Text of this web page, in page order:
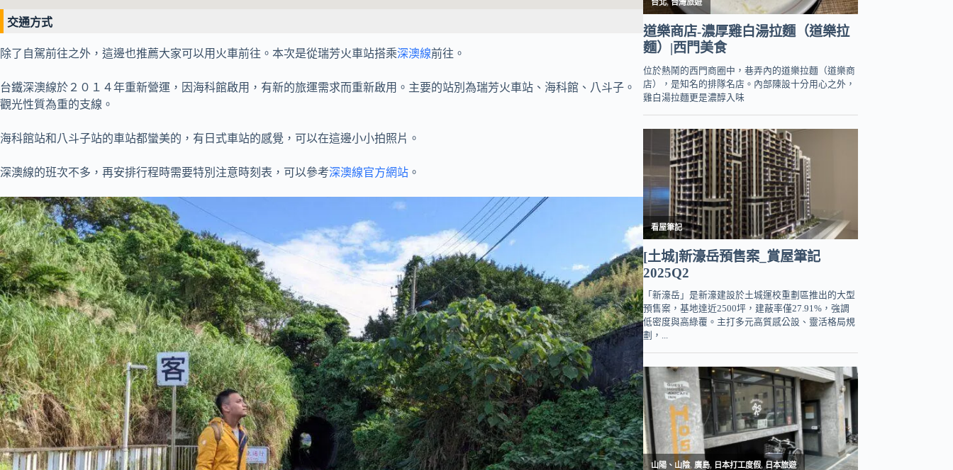
交通方式
除了自駕前往之外，這邊也推薦大家可以用火車前往。本次是從瑞芳火車站搭乘深澳線前往。
台鐵深澳線於２０１４年重新營運，因海科館啟用，有新的旅運需求而重新啟用。主要的站別為瑞芳火車站、海科館、八斗子。
觀光性質為重的支線。
海科館站和八斗子站的車站都蠻美的，有日式車站的感覺，可以在這邊小小拍照片。
深澳線的班次不多，再安排行程時需要特別注意時刻表，可以參考深澳線官方網站 。